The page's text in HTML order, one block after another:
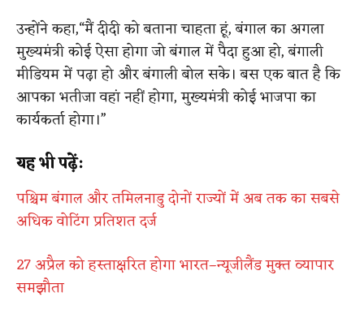
उन्होंने कहा,“मैं दीदी को बताना चाहता हूं, बंगाल का अगला
मुख्यमंत्री कोई ऐसा होगा जो बंगाल में पैदा हुआ हो, बंगाली
मीडियम में पढ़ा हो और बंगाली बोल सके। बस एक बात है कि
आपका भतीजा वहां नहीं होगा, मुख्यमंत्री कोई भाजपा का
कार्यकर्ता होगा।”
यह भी पढ़ें:
पश्चिम बंगाल और तमिलनाडु दोनों राज्यों में अब तक का सबसे
अधिक वोटिंग प्रतिशत दर्ज
27 अप्रैल को हस्ताक्षरित होगा भारत–न्यूजीलैंड मुक्त व्यापार
समझौता